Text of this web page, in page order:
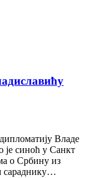
Владе
је синоћ у Санкт
о Србину из
сараднику…